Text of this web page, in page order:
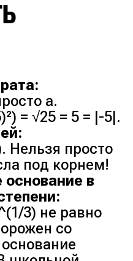
27 +
и правой
корней:
2√170 ≈
корней.
a.
= √25 = 5 = |-5|.
Нельзя просто
под корнем!
в
3) не равно
со